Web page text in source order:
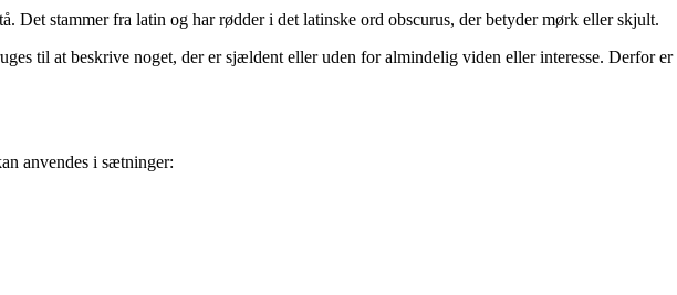
stammer fra latin og har rødder i det latinske ord obscurus, der betyder mørk eller skjult.
til at beskrive noget, der er sjældent eller uden for almindelig viden eller interesse. Derfor er
anvendes i sætninger: